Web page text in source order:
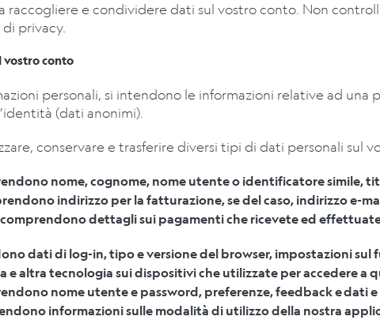
raccogliere e condividere dati sul vostro conto. Non
privacy.
vostro conto
personali, si intendono le informazioni relative ad
(dati anonimi).
conservare e trasferire diversi tipi di dati personali sul
nome, cognome, nome utente o identificatore simile,
indirizzo per la fatturazione, se del caso, indirizzo e-
comprendono dettagli sui pagamenti che ricevete ed
dati di log-in, tipo e versione del browser, impostazioni sul
altra tecnologia sui dispositivi che utilizzate per accedere a
nome utente e password, preferenze, feedback edati
informazioni sulle modalità di utilizzo della nostra